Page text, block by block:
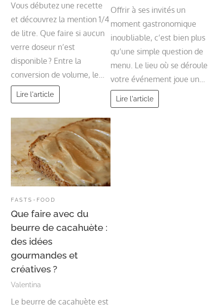
Vous débutez une recette
et découvrez la mention 1/4
de litre. Que faire si aucun
verre doseur n’est
disponible ? Entre la
conversion de volume, le…
Lire l'article
Offrir à ses invités un
moment gastronomique
inoubliable, c’est bien plus
qu’une simple question de
menu. Le lieu où se déroule
votre événement joue un…
Lire l'article
FASTS-FOOD
Que faire avec du
beurre de cacahuète :
des idées
gourmandes et
créatives ?
Valentina
Le beurre de cacahuète est